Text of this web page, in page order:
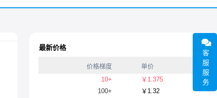
最新价格
价格梯度
单价
10+
￥1.375
100+
￥1.32
客
服
服
务